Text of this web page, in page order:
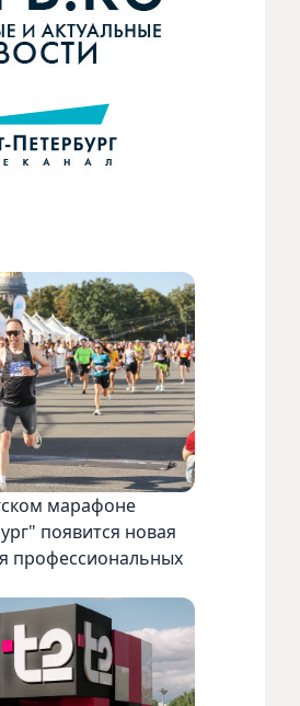
марафоне
появится новая
профессиональных